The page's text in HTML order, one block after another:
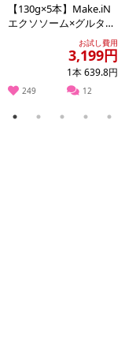
【130g×5本】Make.iN
エクソソーム×グルタチ
オン どろ×泡洗顔お試し費用
3,199円
1本 639.8円
249 12
1 2 3 4 5